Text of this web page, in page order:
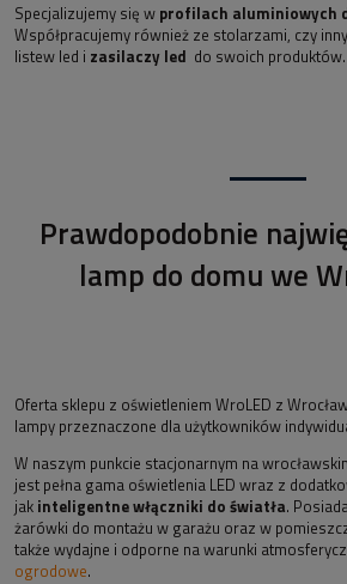
Specjalizujemy się w profilach aluminiowych
Współpracujemy również ze stolarzami, czy
listew led i zasilaczy led do swoich produktów.
Prawdopodobnie
lamp do domu we
Oferta sklepu z oświetleniem WroLED z
lampy przeznaczone dla użytkowników
W naszym punkcie stacjonarnym na
jest pełna gama oświetlenia LED wraz z
jak inteligentne włączniki do światła.
żarówki do montażu w garażu oraz w
także wydajne i odporne na warunki
ogrodowe.